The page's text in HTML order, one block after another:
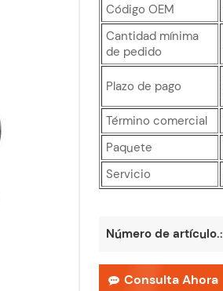
Código OEM
Cantidad mínima
de pedido
Plazo de pago
Término comercial
Paquete
Servicio
Número de artículo.:
Consulta Ahora